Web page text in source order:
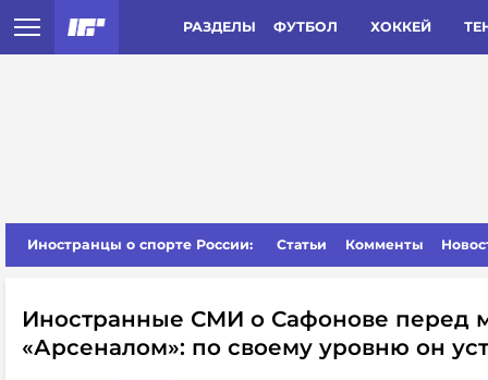
РАЗДЕЛЫ ФУТБОЛ ХОККЕЙ
Иностранцы о спорте России: Статьи Комменты
Иностранные СМИ о Сафонове перед
«Арсеналом»: по своему уровню он